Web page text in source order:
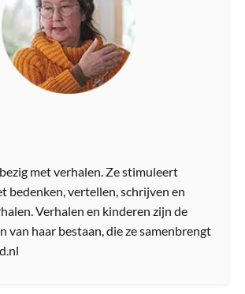
met verhalen. Ze stimuleert
bedenken, vertellen, schrijven en
Verhalen en kinderen zijn de
van haar bestaan, die ze samenbrengt